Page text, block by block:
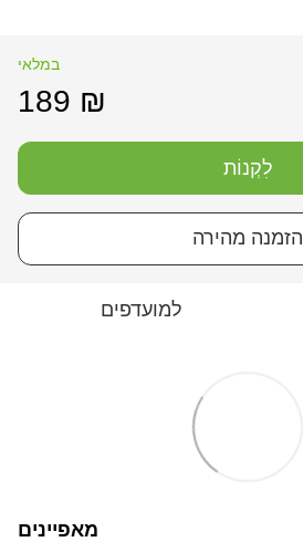
במלאי
189 ₪
לִקְנוֹת
הזמנה מהירה
למועדפים
מאפיינים